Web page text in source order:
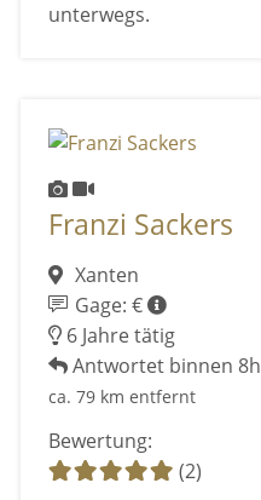
unterwegs.
Franzi Sackers
Xanten
Gage: €
6 Jahre tätig
Antwortet binnen 8h
ca. 79 km entfernt
Bewertung:
(2)